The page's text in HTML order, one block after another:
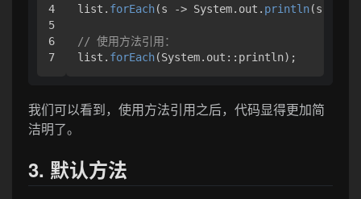
4
5
6
list. forEach(s -> System.out. println(s));
// 使用方法引用：
list. forEach(System.out::println);
我们可以看到，使用方法引用之后，代码显得更加简
洁明了。
3. 默认方法